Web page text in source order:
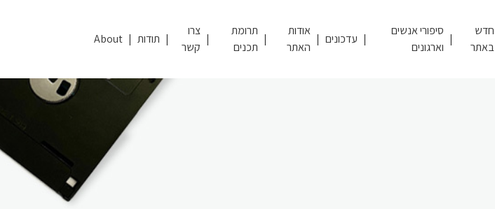
חדש
באתר
סיפורי אנשים
וארגונים
עדכונים
אודות
האתר
תרומת
תכנים
צרו
קשר
תודות About